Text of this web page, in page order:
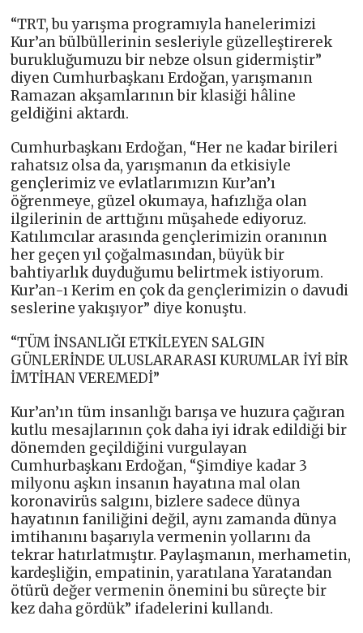
“TRT, bu yarışma programıyla hanelerimizi
Kur’an bülbüllerinin sesleriyle güzelleştirerek
burukluğumuzu bir nebze olsun gidermiştir”
diyen Cumhurbaşkanı Erdoğan, yarışmanın
Ramazan akşamlarının bir klasiği hâline
geldiğini aktardı.
Cumhurbaşkanı Erdoğan, “Her ne kadar birileri
rahatsız olsa da, yarışmanın da etkisiyle
gençlerimiz ve evlatlarımızın Kur’an’ı
öğrenmeye, güzel okumaya, hafızlığa olan
ilgilerinin de arttığını müşahede ediyoruz.
Katılımcılar arasında gençlerimizin oranının
her geçen yıl çoğalmasından, büyük bir
bahtiyarlık duyduğumu belirtmek istiyorum.
Kur’an-ı Kerim en çok da gençlerimizin o davudi
seslerine yakışıyor” diye konuştu.
“TÜM İNSANLIĞI ETKİLEYEN SALGIN
GÜNLERİNDE ULUSLARARASI KURUMLAR İYİ BİR
İMTİHAN VEREMEDİ”
Kur’an’ın tüm insanlığı barışa ve huzura çağıran
kutlu mesajlarının çok daha iyi idrak edildiği bir
dönemden geçildiğini vurgulayan
Cumhurbaşkanı Erdoğan, “Şimdiye kadar 3
milyonu aşkın insanın hayatına mal olan
koronavirüs salgını, bizlere sadece dünya
hayatının faniliğini değil, aynı zamanda dünya
imtihanını başarıyla vermenin yollarını da
tekrar hatırlatmıştır. Paylaşmanın, merhametin,
kardeşliğin, empatinin, yaratılana Yaratandan
ötürü değer vermenin önemini bu süreçte bir
kez daha gördük” ifadelerini kullandı.